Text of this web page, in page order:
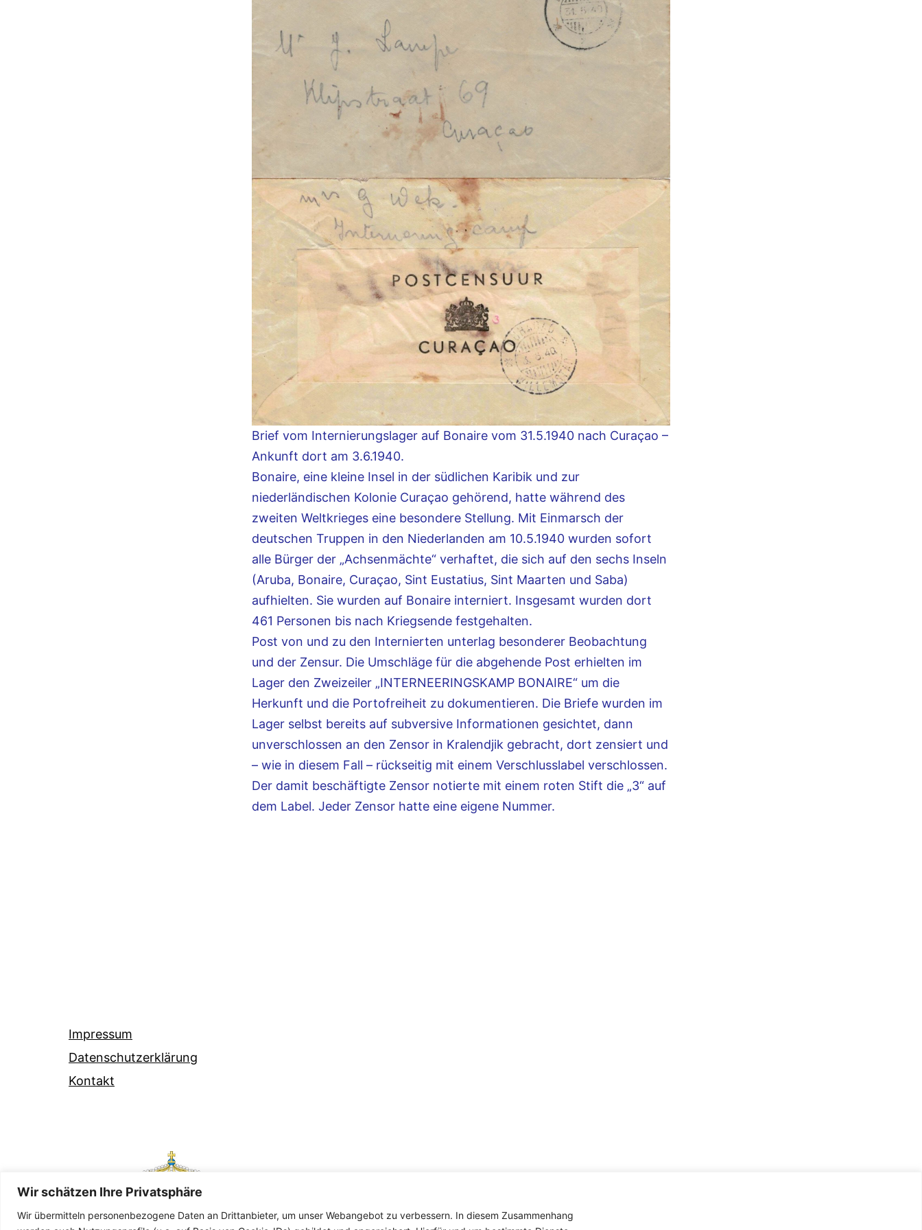
Wir schätzen Ihre Privatsphäre
Wir übermitteln personenbezogene Daten an Drittanbieter, um unser Webangebot zu verbessern. In diesem Zusammenhang
Brief vom Internierungslager auf Bonaire vom 31.5.1940 nach Curaçao –
Ankunft dort am 3.6.1940.
Bonaire, eine kleine Insel in der südlichen Karibik und zur
niederländischen Kolonie Curaçao gehörend, hatte während des
zweiten Weltkrieges eine besondere Stellung. Mit Einmarsch der
deutschen Truppen in den Niederlanden am 10.5.1940 wurden sofort
alle Bürger der „Achsenmächte“ verhaftet, die sich auf den sechs Inseln
(Aruba, Bonaire, Curaçao, Sint Eustatius, Sint Maarten und Saba)
aufhielten. Sie wurden auf Bonaire interniert. Insgesamt wurden dort
461 Personen bis nach Kriegsende festgehalten.
Post von und zu den Internierten unterlag besonderer Beobachtung
und der Zensur. Die Umschläge für die abgehende Post erhielten im
Lager den Zweizeiler „INTERNEERINGSKAMP BONAIRE“ um die
Herkunft und die Portofreiheit zu dokumentieren. Die Briefe wurden im
Lager selbst bereits auf subversive Informationen gesichtet, dann
unverschlossen an den Zensor in Kralendjik gebracht, dort zensiert und
– wie in diesem Fall – rückseitig mit einem Verschlusslabel verschlossen.
Der damit beschäftigte Zensor notierte mit einem roten Stift die „3“ auf
dem Label. Jeder Zensor hatte eine eigene Nummer.
Impressum
Datenschutzerklärung
Kontakt